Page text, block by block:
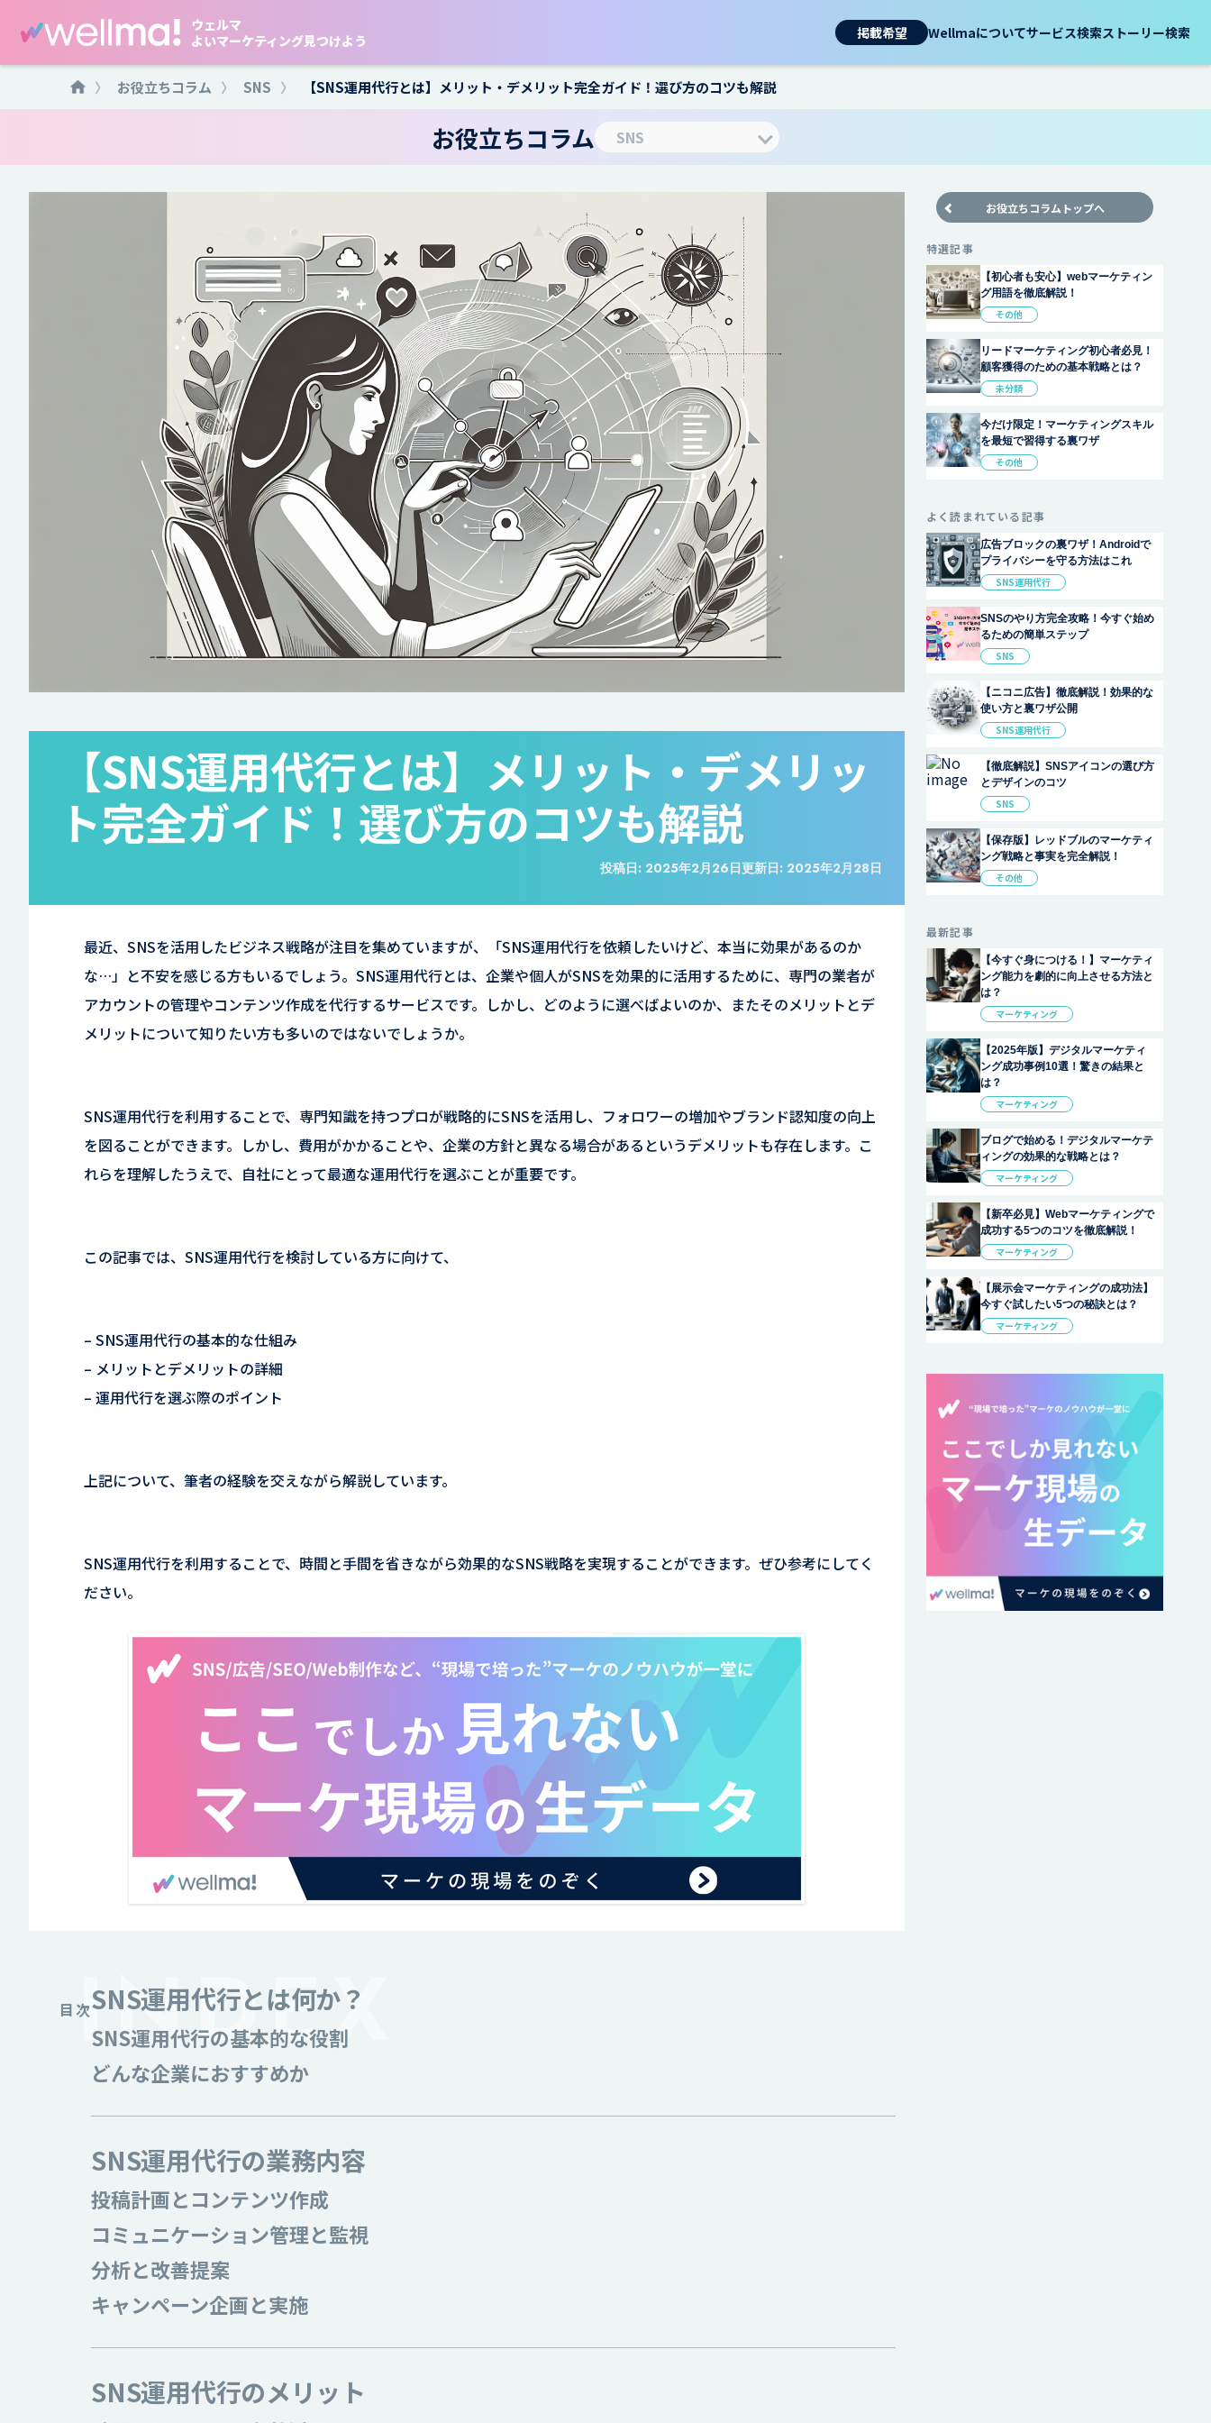
ウェルマ
よいマーケティング見つけよう
掲載希望 Wellmaについてサービス検索ストーリー検索
〉 お役立ちコラム 〉 SNS 〉 【SNS運用代行とは】メリット・デメリット完全ガイド！選び方のコツも解説
お役立ちコラム
【SNS運用代行とは】メリット・デメリッ
ト完全ガイド！選び方のコツも解説
投稿日: 2025年2月26日更新日: 2025年2月28日
最近、SNSを活用したビジネス戦略が注目を集めていますが、「SNS運用代行を依頼したいけど、本当に効果があるのか
な…」と不安を感じる方もいるでしょう。SNS運用代行とは、企業や個人がSNSを効果的に活用するために、専門の業者が
アカウントの管理やコンテンツ作成を代行するサービスです。しかし、どのように選べばよいのか、またそのメリットとデ
メリットについて知りたい方も多いのではないでしょうか。
SNS運用代行を利用することで、専門知識を持つプロが戦略的にSNSを活用し、フォロワーの増加やブランド認知度の向上
を図ることができます。しかし、費用がかかることや、企業の方針と異なる場合があるというデメリットも存在します。こ
れらを理解したうえで、自社にとって最適な運用代行を選ぶことが重要です。
この記事では、SNS運用代行を検討している方に向けて、
– SNS運用代行の基本的な仕組み
– メリットとデメリットの詳細
– 運用代行を選ぶ際のポイント
上記について、筆者の経験を交えながら解説しています。
SNS運用代行を利用することで、時間と手間を省きながら効果的なSNS戦略を実現することができます。ぜひ参考にしてく
ださい。
目次SNS運用代行とは何か？
SNS運用代行の基本的な役割
どんな企業におすすめか
SNS運用代行の業務内容
投稿計画とコンテンツ作成
コミュニケーション管理と監視
分析と改善提案
キャンペーン企画と実施
SNS運用代行のメリット
お役立ちコラムトップへ
特選記事
【初心者も安心】webマーケティン
グ用語を徹底解説！
その他
リードマーケティング初心者必見！
顧客獲得のための基本戦略とは？
未分類
今だけ限定！マーケティングスキル
を最短で習得する裏ワザ
その他
よく読まれている記事
広告ブロックの裏ワザ！Androidで
プライバシーを守る方法はこれ
SNS運用代行
SNSのやり方完全攻略！今すぐ始め
るための簡単ステップ
SNS
【ニコニ広告】徹底解説！効果的な
使い方と裏ワザ公開
SNS運用代行
【徹底解説】SNSアイコンの選び方
とデザインのコツ
SNS
【保存版】レッドブルのマーケティ
ング戦略と事実を完全解説！
その他
最新記事
【今すぐ身につける！】マーケティ
ング能力を劇的に向上させる方法と
は？
マーケティング
【2025年版】デジタルマーケティ
ング成功事例10選！驚きの結果と
は？
マーケティング
ブログで始める！デジタルマーケテ
ィングの効果的な戦略とは？
マーケティング
【新卒必見】Webマーケティングで
成功する5つのコツを徹底解説！
マーケティング
【展示会マーケティングの成功法】
今すぐ試したい5つの秘訣とは？
マーケティング